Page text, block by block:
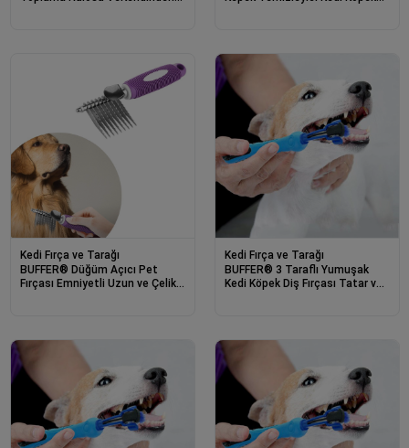
Kedi Fırça ve Tarağı
BUFFER® Düğüm Açıcı Pet
Fırçası Emniyetli Uzun ve Çelik
Kedi Fırça ve Tarağı
BUFFER® 3 Taraflı Yumuşak
Kedi Köpek Diş Fırçası Tatar ve